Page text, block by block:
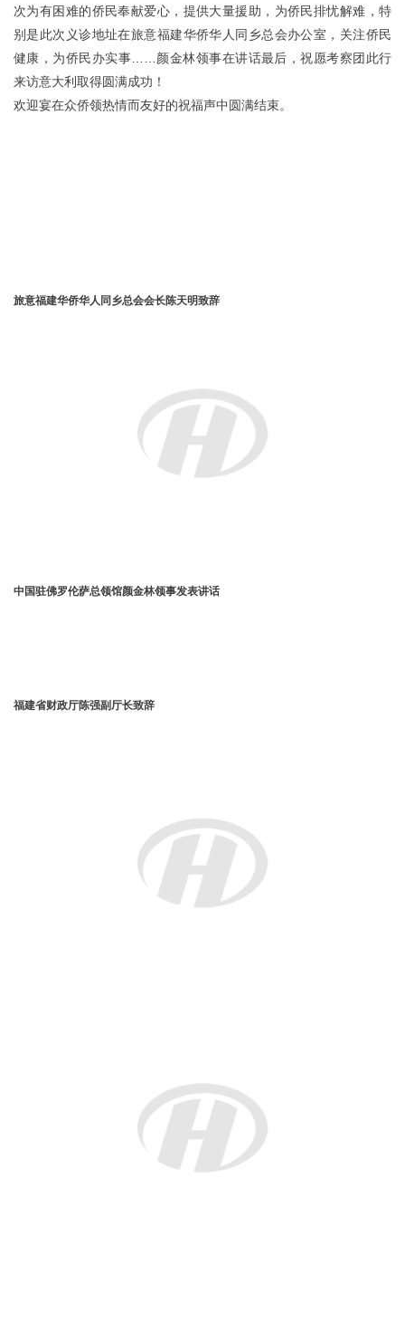
次为有困难的侨民奉献爱心，提供大量援助，为侨民排忧解难，特
别是此次义诊地址在旅意福建华侨华人同乡总会办公室，关注侨民
健康，为侨民办实事
颜金林领事在讲话最后，祝愿考察团此行
来访意大利取得圆满成功！
欢迎宴在众侨领热情而友好的祝福声中圆满结束。
旅意福建华侨华人同乡总会会长陈天明致辞